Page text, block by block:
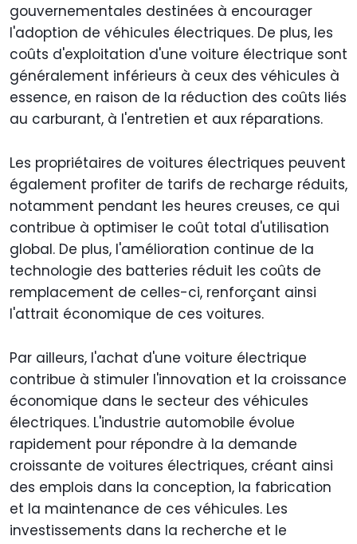
gouvernementales destinées à encourager
l'adoption de véhicules électriques. De plus, les
coûts d'exploitation d'une voiture électrique sont
généralement inférieurs à ceux des véhicules à
essence, en raison de la réduction des coûts liés
au carburant, à l'entretien et aux réparations.
Les propriétaires de voitures électriques peuvent
également profiter de tarifs de recharge réduits,
notamment pendant les heures creuses, ce qui
contribue à optimiser le coût total d'utilisation
global. De plus, l'amélioration continue de la
technologie des batteries réduit les coûts de
remplacement de celles-ci, renforçant ainsi
l'attrait économique de ces voitures.
Par ailleurs, l'achat d'une voiture électrique
contribue à stimuler l'innovation et la croissance
économique dans le secteur des véhicules
électriques. L'industrie automobile évolue
rapidement pour répondre à la demande
croissante de voitures électriques, créant ainsi
des emplois dans la conception, la fabrication
et la maintenance de ces véhicules. Les
investissements dans la recherche et le